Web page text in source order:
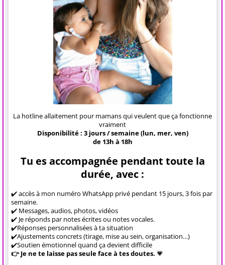
La hotline allaitement pour mamans qui veulent que ça fonctionne
vraiment
Disponibilité : 3 jours / semaine (lun, mer, ven)
de 13h à 18h
Tu es accompagnée pendant toute la
durée, avec :
✔️accès à mon numéro WhatsApp privé pendant 15 jours, 3 fois par
semaine.
✔️ Messages, audios, photos, vidéos
✔️ Je réponds par notes écrites ou notes vocales.
✔️Réponses personnalisées à ta situation
✔️Ajustements concrets (tirage, mise au sein, organisation…)
✔️Soutien émotionnel quand ça devient difficile
👉 Je ne te laisse pas seule face à tes doutes. 💗